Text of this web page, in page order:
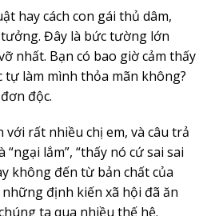
hay cách con gái thủ dâm,
Đây là bức tường lớn
nhất. Bạn có bao giờ cảm thấy
làm mình thỏa mãn không?
độc.
rất nhiều chị em, và câu trả
lắm”, “thấy nó cứ sai sai
không đến từ bản chất của
định kiến xã hội đã ăn
ta qua nhiều thế hệ.